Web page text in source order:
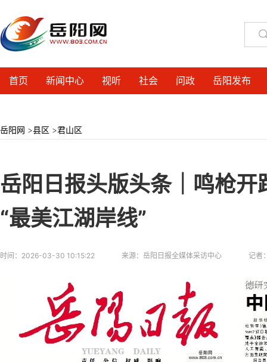
首页 新闻中心 视听 社会 问政 岳阳发布
岳阳网 >县区 >君山区
岳阳日报头版头条｜鸣枪
“最美江湖岸线”
时间： 2026-03-30 10:15:22 来源： 岳阳日报全媒体采访中心 记者